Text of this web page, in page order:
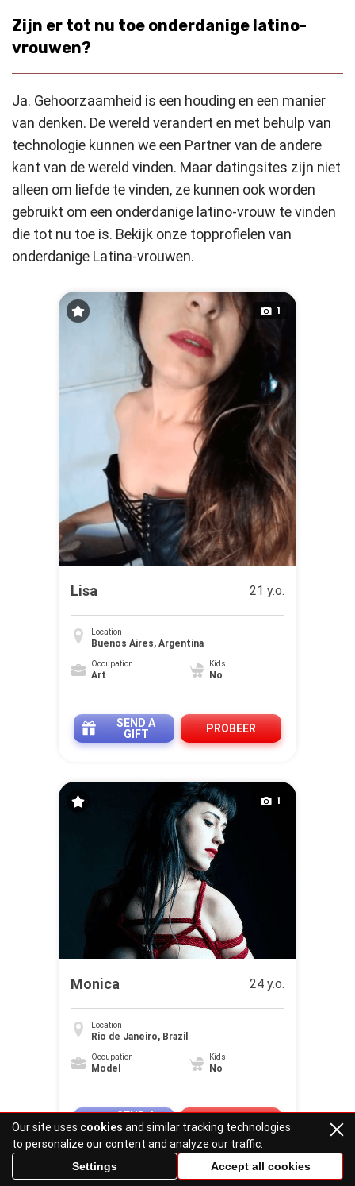
Zijn er tot nu toe onderdanige latino-
vrouwen?
Ja. Gehoorzaamheid is een houding en een manier
van denken. De wereld verandert en met behulp van
technologie kunnen we een Partner van de andere
kant van de wereld vinden. Maar datingsites zijn niet
alleen om liefde te vinden, ze kunnen ook worden
gebruikt om een onderdanige latino-vrouw te vinden
die tot nu toe is. Bekijk onze topprofielen van
onderdanige Latina-vrouwen.
1
Lisa 21 y.o.
Location
Buenos Aires, Argentina
Occupation
Art
Kids
No
SEND A
GIFT
PROBEER
1
Monica 24 y.o.
Location
Rio de Janeiro, Brazil
Occupation
Model
Kids
No
SEND A
GIFT
PROBEER
Our site uses cookies and similar tracking technologies
to personalize our content and analyze our traffic.
Settings
Accept all cookies